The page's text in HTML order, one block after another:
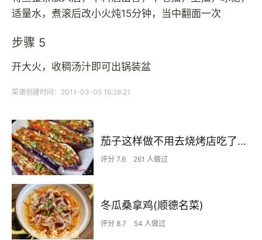
适量水，煮滚后改小火炖15分钟，当中翻面一次
步骤 5
开大火，收稠汤汁即可出锅装盆
菜谱创建时间：2011-03-05 16:28:21
茄子这样做不用去烧烤店吃了，蒜香茄子
评分 7.6 261 人做过
冬瓜桑拿鸡(顺德名菜)
评分 8.7 54 人做过